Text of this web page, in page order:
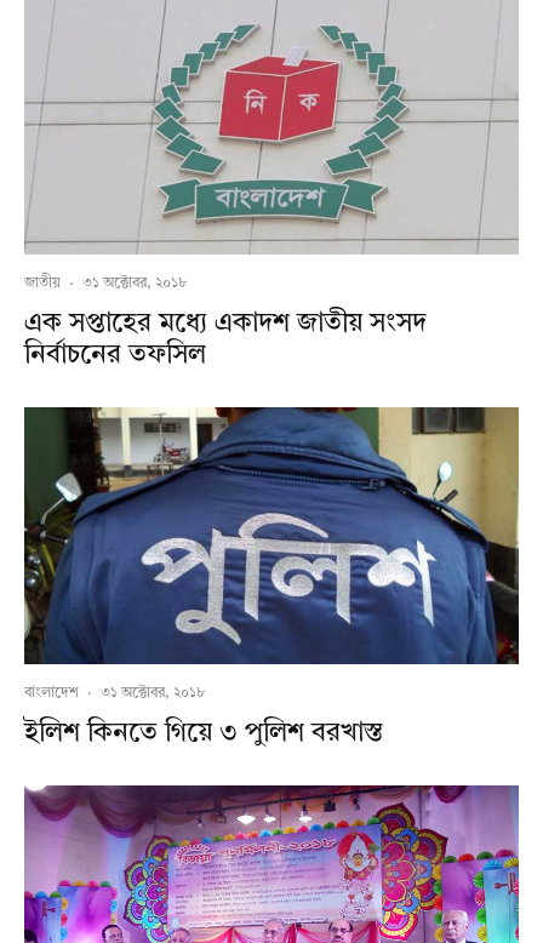
জাতীয় · ৩১ অক্টোবর, ২০১৮
এক সপ্তাহের মধ্যে একাদশ জাতীয় সংসদ
নির্বাচনের তফসিল
বাংলাদেশ · ৩১ অক্টোবর, ২০১৮
ইলিশ কিনতে গিয়ে ৩ পুলিশ বরখাস্ত